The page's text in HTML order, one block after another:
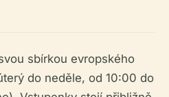
sbírkou evropského
do neděle, od 10:00 do